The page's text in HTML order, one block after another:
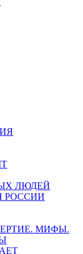
ЛЮДЕЙ
РОССИИ
МИФЫ.